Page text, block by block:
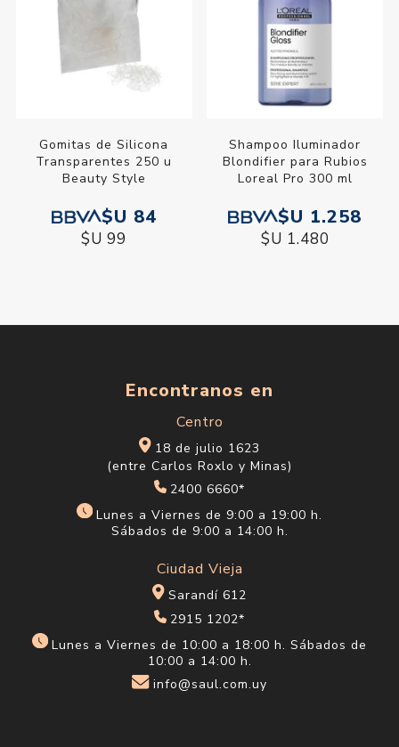
Gomitas de Silicona
Transparentes 250 u
Beauty Style
$U 84
$U 99
Shampoo Iluminador
Blondifier para Rubios
Loreal Pro 300 ml
$U 1.258
$U 1.480
Encontranos en
Centro
18 de julio 1623
(entre Carlos Roxlo y Minas)
2400 6660*
Lunes a Viernes de 9:00 a 19:00 h.
Sábados de 9:00 a 14:00 h.
Ciudad Vieja
Sarandí 612
2915 1202*
Lunes a Viernes de 10:00 a 18:00 h. Sábados de
10:00 a 14:00 h.
info@saul.com.uy